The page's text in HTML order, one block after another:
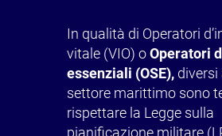
In qualità di Operatori
vitale (VIO) o Operatori
essenziali (OSE), diversi
settore marittimo sono
rispettare la Legge sulla
pianificazione militare